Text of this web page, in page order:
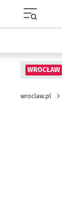
WROCŁAW
wroclaw.pl